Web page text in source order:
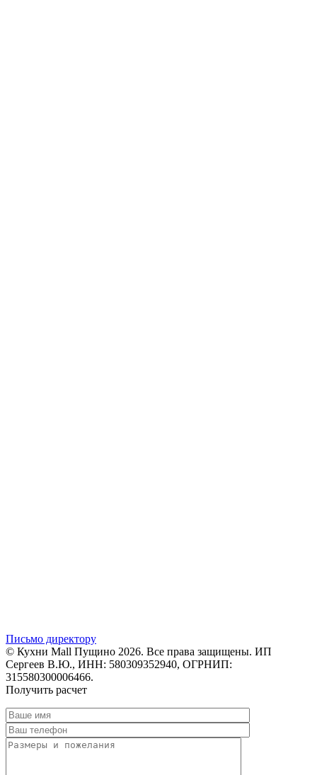
Письмо директору
© Кухни Mall Пущино 2026. Все права защищены. ИП
Сергеев В.Ю., ИНН: 580309352940, ОГРНИП:
315580300006466.
Получить расчет